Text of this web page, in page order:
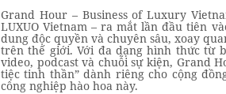
Grand Hour – Business of Luxury
LUXUO Vietnam – ra mắt lần đầu tiên
dung độc quyền và chuyên sâu, xoay
trên thế giới. Với đa dạng hình thức từ
video, podcast và chuỗi sự kiện, Grand
tiệc tinh thần” dành riêng cho cộng
công nghiệp hào hoa này.